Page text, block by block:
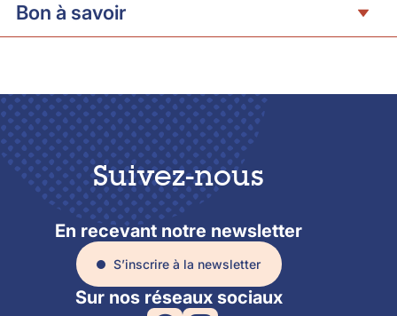
Bon à savoir
Suivez-nous
En recevant notre newsletter
S’inscrire à la newsletter
Sur nos réseaux sociaux